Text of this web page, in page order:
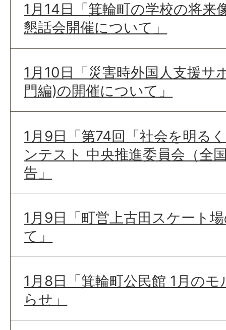
1月14日「箕輪町の学校の将来
懇話会開催について」
1月10日「災害時外国人支援サ
門編)の開催について」
1月9日「第74回「社会を明る
ンテスト 中央推進委員会（全
告」
1月9日「町営上古田スケート
て」
1月8日「箕輪町公民館 1月の
らせ」